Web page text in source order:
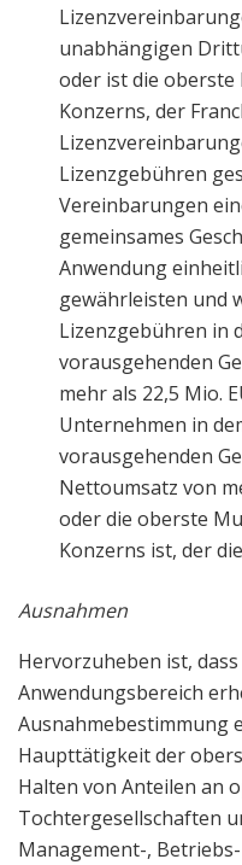
unabhängigen
oder ist die
Konzerns, der
Lizenzgebühren
Vereinbarungen
gemeinsames
Anwendung
gewährleisten und
Lizenzgebühren in
vorausgehenden
mehr als 22,5 Mio.
Unternehmen in
vorausgehenden
Nettoumsatz von
oder die oberste
Konzerns ist, der
Ausnahmen
Hervorzuheben ist,
Anwendungsbereich
Ausnahmebestimmung
Haupttätigkeit der
Halten von Anteilen an
Tochtergesellschaften
Management-,